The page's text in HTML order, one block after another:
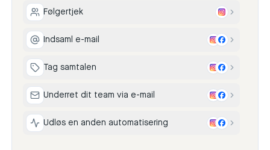
Følgertjek
Indsaml e-mail
Tag samtalen
Underret dit team via e-mail
Udløs en anden automatisering